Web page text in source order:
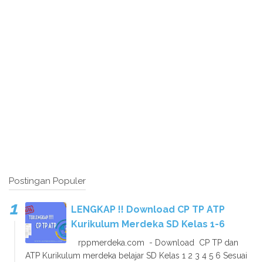
Postingan Populer
LENGKAP !! Download CP TP ATP
Kurikulum Merdeka SD Kelas 1-6
rppmerdeka.com - Download CP TP dan
ATP Kurikulum merdeka belajar SD Kelas 1 2 3 4 5 6 Sesuai